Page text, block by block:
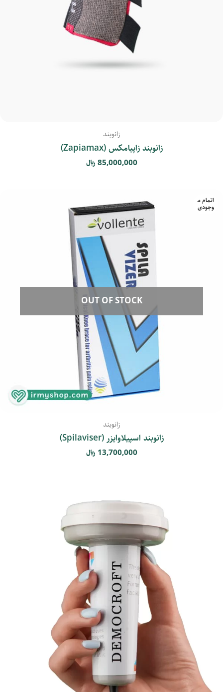
زانوبند
زانوبند زاپیامکس (Zapiamax)
85,000,000 ﷼
اتمام م
وجودی
OUT OF STOCK
زانوبند
زانوبند اسپیلاوایزر (Spilaviser)
13,700,000 ﷼